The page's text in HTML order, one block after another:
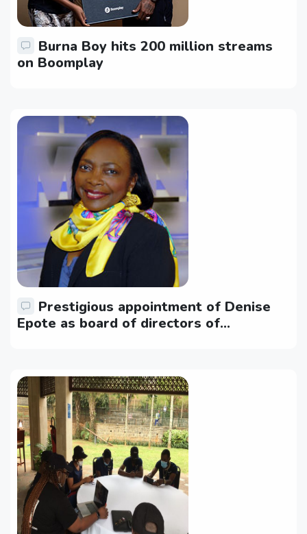
Burna Boy hits 200 million streams
on Boomplay
Prestigious appointment of Denise
Epote as board of directors of